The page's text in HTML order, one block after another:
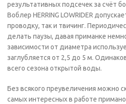
результативных подсечек за счёт
Воблер HERRING LOWRIDER
проводку, так и твичинг.
делать паузы, давая приманке
зависимости от диаметра
заглубляется от 2,5 до 5 м.
всего сезона открытой воды.
Без всякого преувеличения можно
самых интересных в работе